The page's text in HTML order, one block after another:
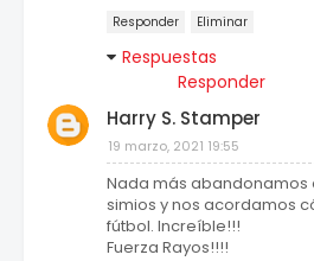
Responder Eliminar
Respuestas
Responder
Harry S. Stamper
19 marzo, 2021 19:55
Nada más abandonamos
simios y nos acordamos
fútbol. Increíble!!!
Fuerza Rayos!!!!